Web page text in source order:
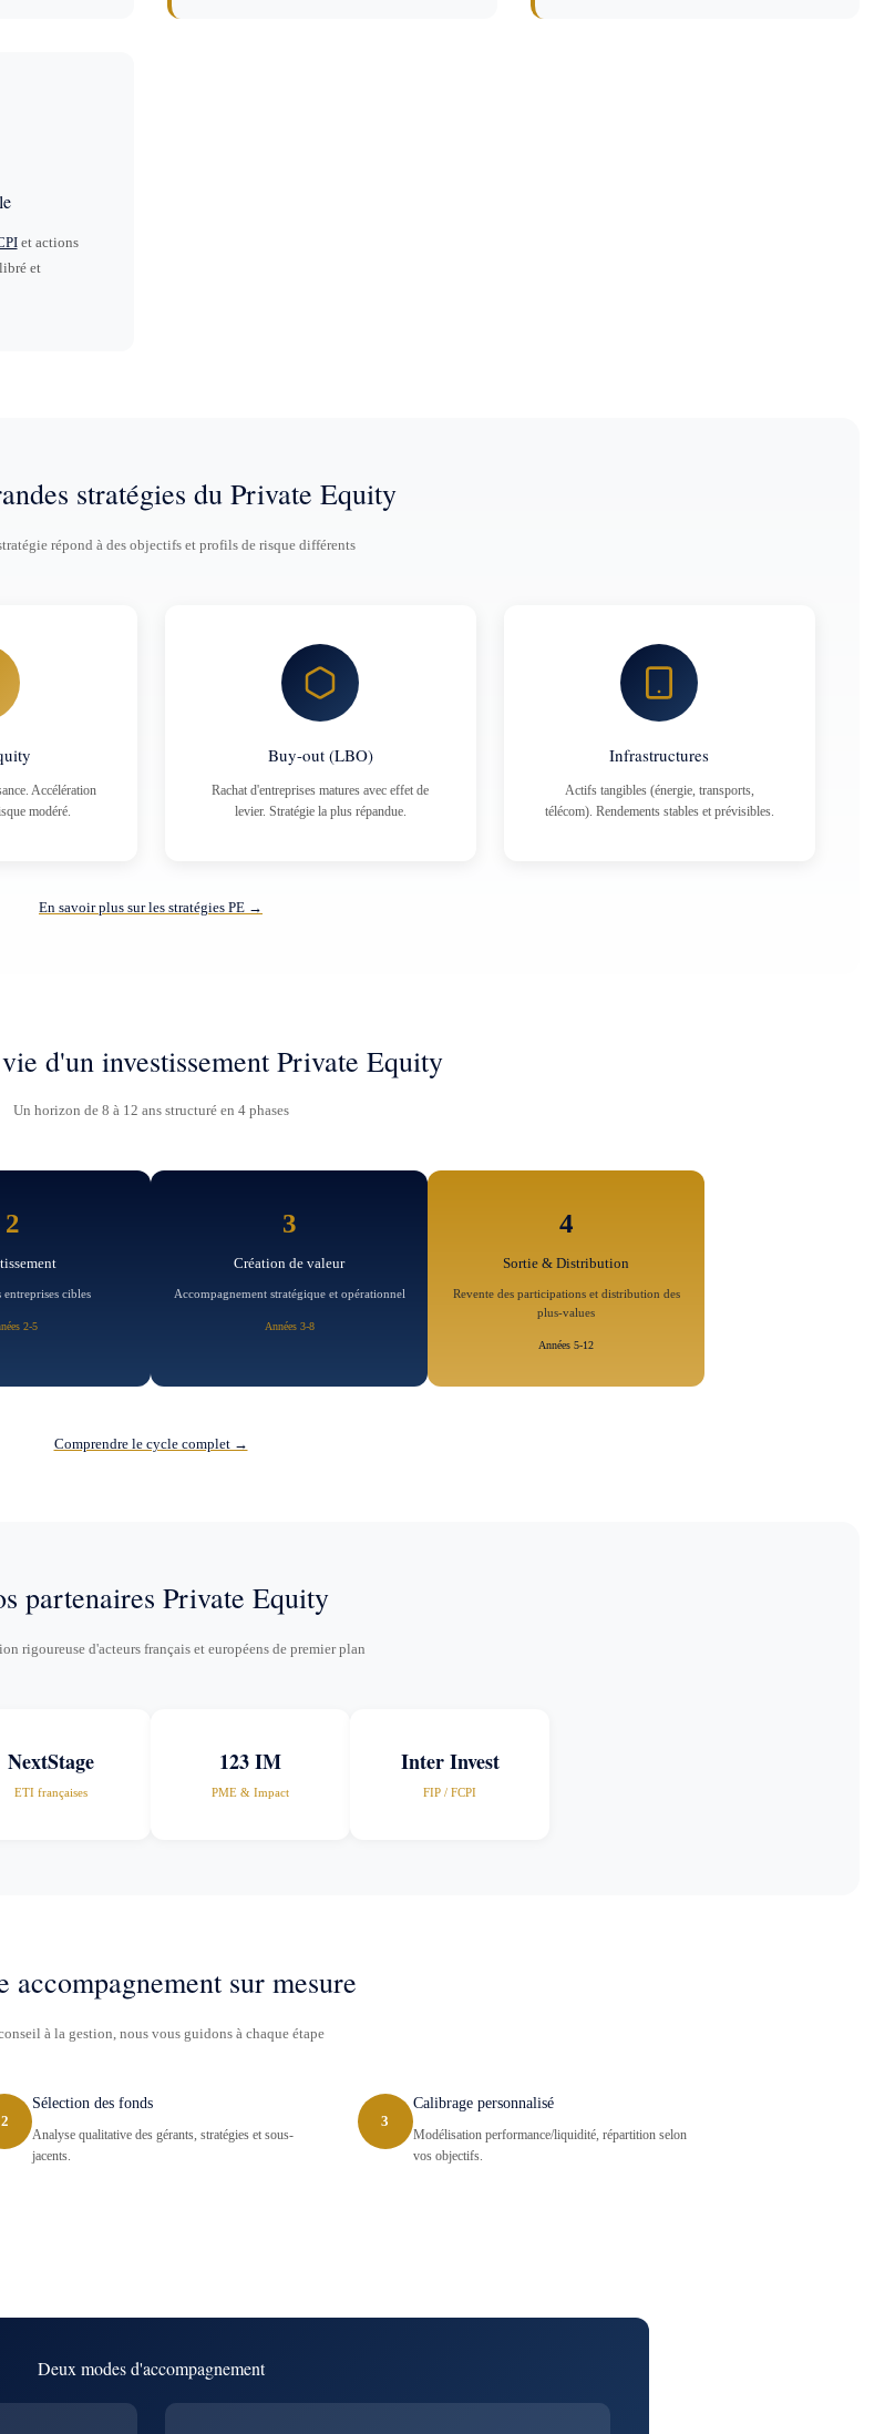
et actions
et
stratégies du Private Equity
répond à des objectifs et profils de risque différents
Accélération
modéré.
Buy-out (LBO)
Rachat d'entreprises matures avec effet de
levier. Stratégie la plus répandue.
Infrastructures
Actifs tangibles (énergie, transports,
télécom). Rendements stables et prévisibles.
En savoir plus sur les stratégies PE →
d'un investissement Private Equity
Un horizon de 8 à 12 ans structuré en 4 phases
2
entreprises cibles
2-5
3
Création de valeur
Accompagnement stratégique et opérationnel
Années 3-8
4
Sortie & Distribution
Revente des participations et distribution des
plus-values
Années 5-12
Comprendre le cycle complet →
partenaires Private Equity
rigoureuse d'acteurs français et européens de premier plan
NextStage
ETI françaises
123 IM
PME & Impact
Inter Invest
FIP / FCPI
accompagnement sur mesure
à la gestion, nous vous guidons à chaque étape
2
Sélection des fonds
Analyse qualitative des gérants, stratégies et sous-
jacents.
3
Calibrage personnalisé
Modélisation performance/liquidité, répartition selon
vos objectifs.
Deux modes d'accompagnement